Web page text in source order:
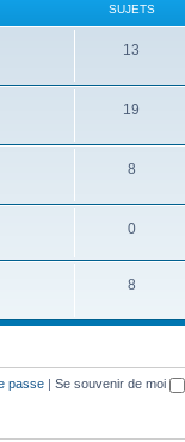
SUJETS
13
19
8
0
8
passe Se souvenir de moi